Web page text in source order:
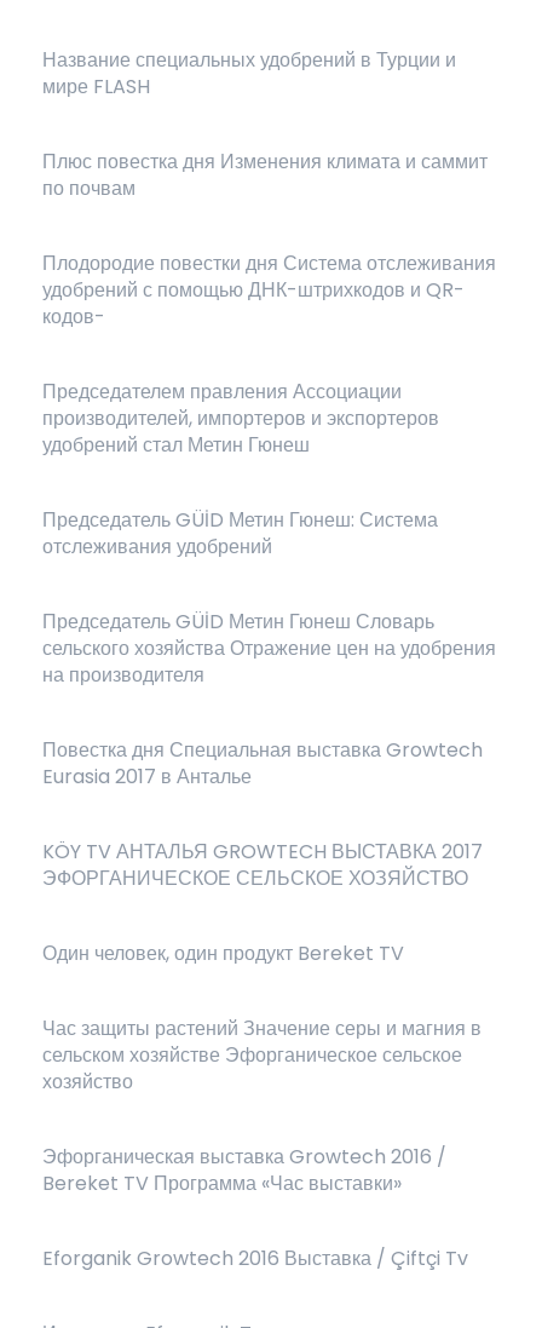
Название специальных удобрений в Турции и
мире FLASH
Плюс повестка дня Изменения климата и саммит
по почвам
Плодородие повестки дня Система отслеживания
удобрений с помощью ДНК-штрихкодов и QR-
кодов-
Председателем правления Ассоциации
производителей, импортеров и экспортеров
удобрений стал Метин Гюнеш
Председатель GÜİD Метин Гюнеш: Система
отслеживания удобрений
Председатель GÜİD Метин Гюнеш Словарь
сельского хозяйства Отражение цен на удобрения
на производителя
Повестка дня Специальная выставка Growtech
Eurasia 2017 в Анталье
KÖY TV АНТАЛЬЯ GROWTECH ВЫСТАВКА 2017
ЭФОРГАНИЧЕСКОЕ СЕЛЬСКОЕ ХОЗЯЙСТВО
Один человек, один продукт Bereket TV
Час защиты растений Значение серы и магния в
сельском хозяйстве Эфорганическое сельское
хозяйство
Эфорганическая выставка Growtech 2016 /
Bereket TV Программа «Час выставки»
Eforganik Growtech 2016 Выставка / Çiftçi Tv